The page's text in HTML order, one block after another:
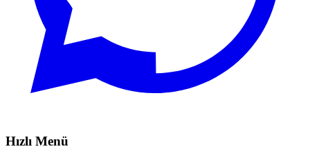
Hızlı Menü